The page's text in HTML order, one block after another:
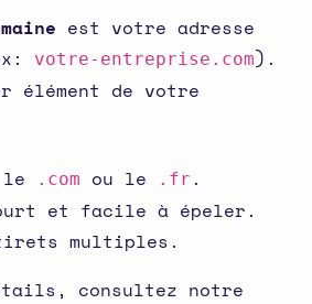
est votre adresse
votre-entreprise.com).
élément de votre
.com ou le .fr .
et facile à épeler.
multiples.
consultez notre